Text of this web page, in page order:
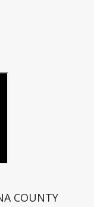
COUNTY